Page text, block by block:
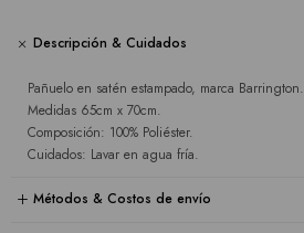
Descripción & Cuidados
Pañuelo en satén estampado, marca Barrington.
Medidas 65cm x 70cm.
Composición: 100% Poliéster.
Cuidados: Lavar en agua fría.
Métodos & Costos de envío